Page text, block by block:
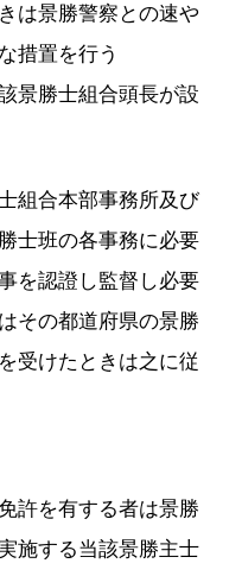
は景勝警察との速や
措置を行う
景勝士組合頭長が設
組合本部事務所及び
士班の各事務に必要
を認證し監督し必要
その都道府県の景勝
受けたときは之に従
許を有する者は景勝
施する当該景勝主士